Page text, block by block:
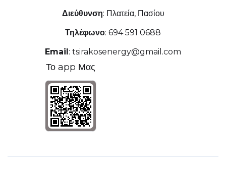
Διεύθυνση: Πλατεία, Πασίου
Τηλέφωνο: 694 591 0688
Email : tsirakosenergy@gmail.com
Το app Μας